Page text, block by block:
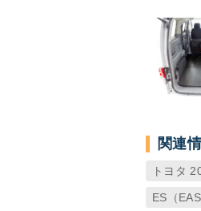
関連
トヨタ
ES（